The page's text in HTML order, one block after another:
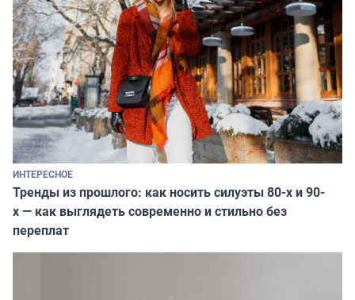
ИНТЕРЕСНОЕ
Тренды из прошлого: как носить силуэты 80-х и 90-
х — как выглядеть современно и стильно без
переплат